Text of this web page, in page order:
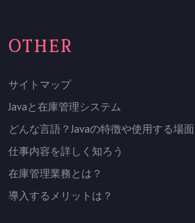
OTHER
サイトマップ
Javaと在庫管理システム
どんな言語？Javaの特徴や使用する場面
仕事内容を詳しく知ろう
在庫管理業務とは？
導入するメリットは？